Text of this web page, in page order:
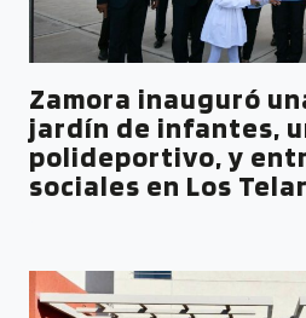
Zamora inauguró
jardín de infantes,
polideportivo, y
sociales en Los